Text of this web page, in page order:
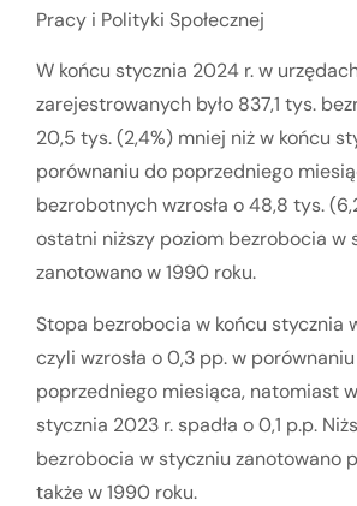
Pracy i Polityki Społecznej
W końcu stycznia 2024 r. w
zarejestrowanych było 837,1 tys.
20,5 tys. (2,4%) mniej niż w końcu
porównaniu do poprzedniego
bezrobotnych wzrosła o 48,8 tys.
ostatni niższy poziom bezrobocia w
zanotowano w 1990 roku.
Stopa bezrobocia w końcu stycznia
czyli wzrosła o 0,3 pp. w
poprzedniego miesiąca, natomiast
stycznia 2023 r. spadła o 0,1 p.p.
bezrobocia w styczniu zanotowano
także w 1990 roku.